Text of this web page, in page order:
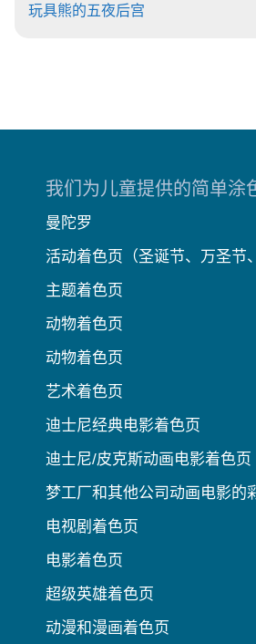
玩具熊的五夜后宫
我们为儿童提供的简单涂
曼陀罗
活动着色页（圣诞节、万圣节
主题着色页
动物着色页
动物着色页
艺术着色页
迪士尼经典电影着色页
迪士尼/皮克斯动画电影着色页
梦工厂和其他公司动画电影的
电视剧着色页
电影着色页
超级英雄着色页
动漫和漫画着色页